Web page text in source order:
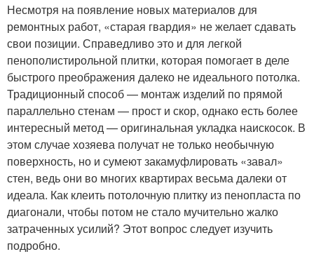
Несмотря на появление новых материалов для
ремонтных работ, «старая гвардия» не желает сдавать
свои позиции. Справедливо это и для легкой
пенополистирольной плитки, которая помогает в деле
быстрого преображения далеко не идеального потолка.
Традиционный способ — монтаж изделий по прямой
параллельно стенам — прост и скор, однако есть более
интересный метод — оригинальная укладка наискосок. В
этом случае хозяева получат не только необычную
поверхность, но и сумеют закамуфлировать «завал»
стен, ведь они во многих квартирах весьма далеки от
идеала. Как клеить потолочную плитку из пенопласта по
диагонали, чтобы потом не стало мучительно жалко
затраченных усилий? Этот вопрос следует изучить
подробно.